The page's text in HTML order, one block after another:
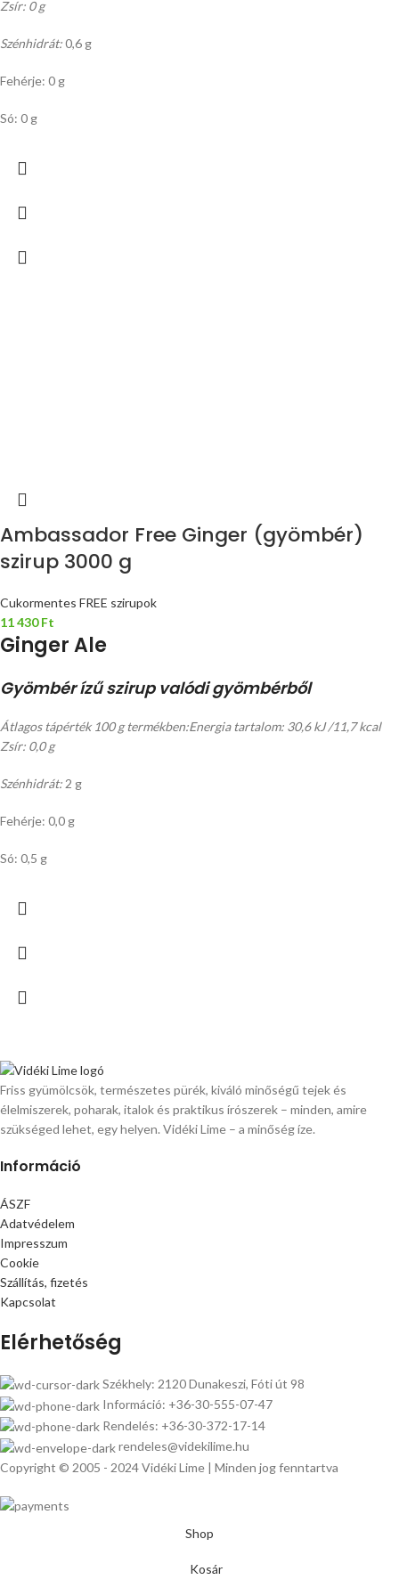
Zsír: 0 g
Szénhidrát:0,6 g
Fehérje: 0 g
Só: 0 g
Ambassador Free Ginger (gyömbér)
szirup 3000 g
Cukormentes FREE szirupok
11 430Ft
Ginger Ale
Gyömbér ízű szirup valódi gyömbérből
Átlagos tápérték 100 g termékben:Energia tartalom: 30,6 kJ /11,7 kcal
Zsír: 0,0 g
Szénhidrát: 2 g
Fehérje: 0,0 g
Só: 0,5 g
Friss gyümölcsök, természetes pürék, kiváló minőségű tejek és
élelmiszerek, poharak, italok és praktikus írószerek – minden, amire
szükséged lehet, egy helyen. Vidéki Lime – a minőség íze.
Információ
ÁSZF
Adatvédelem
Impresszum
Cookie
Szállítás, fizetés
Kapcsolat
Elérhetőség
Székhely: 2120 Dunakeszi, Fóti út 98
Információ: +36-30-555-07-47
Rendelés: +36-30-372-17-14
rendeles@videkilime.hu
Copyright © 2005 - 2024 Vidéki Lime | Minden jog fenntartva
Shop
Kosár